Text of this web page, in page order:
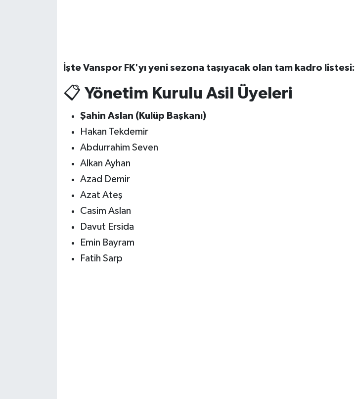
İşte Vanspor FK'yı yeni sezona taşıyacak olan tam kadro listesi:
📋 Yönetim Kurulu Asil Üyeleri
Şahin Aslan (Kulüp Başkanı)
Hakan Tekdemir
Abdurrahim Seven
Alkan Ayhan
Azad Demir
Azat Ateş
Casim Aslan
Davut Ersida
Emin Bayram
Fatih Sarp